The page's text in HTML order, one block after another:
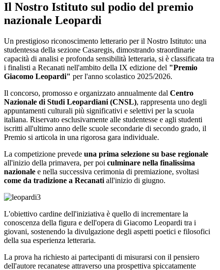
Il Nostro Istituto sul podio del premio
nazionale Leopardi
Un prestigioso riconoscimento letterario per il Nostro Istituto: una
studentessa della sezione Casaregis, dimostrando straordinarie
capacità di analisi e profonda sensibilità letteraria, si è classificata tra
i finalisti a Recanati nell'ambito della IX edizione del "Premio
Giacomo Leopardi" per l'anno scolastico 2025/2026.
Il concorso, promosso e organizzato annualmente dal Centro
Nazionale di Studi Leopardiani (CNSL), rappresenta uno degli
appuntamenti culturali più significativi e selettivi per la scuola
italiana. Riservato esclusivamente alle studentesse e agli studenti
iscritti all'ultimo anno delle scuole secondarie di secondo grado, il
Premio si articola in una rigorosa gara individuale.
La competizione prevede una prima selezione su base regionale
all'inizio della primavera, per poi culminare nella finalissima
nazionale e nella successiva cerimonia di premiazione, svoltasi
come da tradizione a Recanati all'inizio di giugno.
L'obiettivo cardine dell'iniziativa è quello di incrementare la
conoscenza della figura e dell'opera di Giacomo Leopardi tra i
giovani, sostenendo la divulgazione degli aspetti poetici e filosofici
della sua esperienza letteraria.
La prova ha richiesto ai partecipanti di misurarsi con il pensiero
dell'autore recanatese attraverso una prospettiva spiccatamente